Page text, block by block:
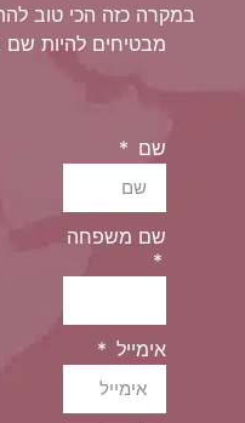
במקרה כזה הכי טוב
מבטיחים להיות שם
שם
שם משפחה
אימייל